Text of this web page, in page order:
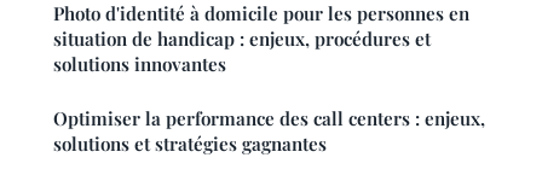
Photo d'identité à domicile pour les personnes en
situation de handicap : enjeux, procédures et
solutions innovantes
Optimiser la performance des call centers : enjeux,
solutions et stratégies gagnantes